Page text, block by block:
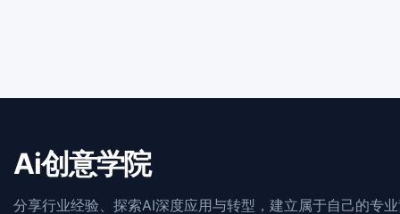
Ai创意学院
分享行业经验、探索AI深度应用与转型，建立属于自己的专业